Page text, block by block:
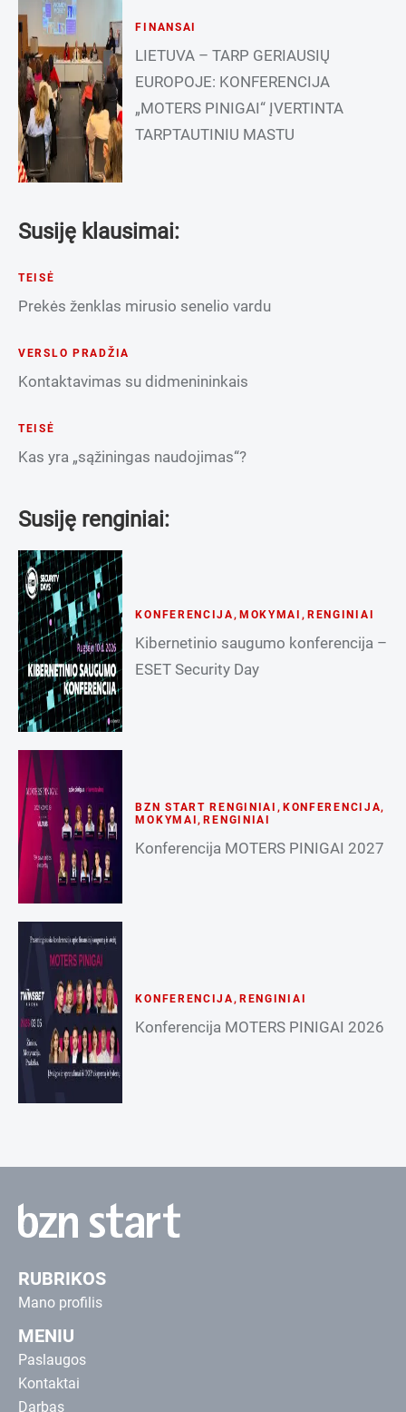
FINANSAI
LIETUVA – TARP GERIAUSIŲ
EUROPOJE: KONFERENCIJA
„MOTERS PINIGAI“ ĮVERTINTA
TARPTAUTINIU MASTU
Susiję klausimai:
TEISĖ
Prekės ženklas mirusio senelio vardu
VERSLO PRADŽIA
Kontaktavimas su didmenininkais
TEISĖ
Kas yra „sąžiningas naudojimas“?
Susiję renginiai:
KONFERENCIJA , MOKYMAI , RENGINIAI
Kibernetinio saugumo konferencija –
ESET Security Day
BZN START RENGINIAI , KONFERENCIJA,
MOKYMAI ,RENGINIAI
Konferencija MOTERS PINIGAI 2027
KONFERENCIJA, RENGINIAI
Konferencija MOTERS PINIGAI 2026
RUBRIKOS
Mano profilis
MENIU
Paslaugos
Kontaktai
Darbas